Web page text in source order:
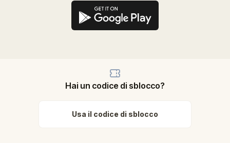
Hai un codice di sblocco?
Usa il codice di sblocco